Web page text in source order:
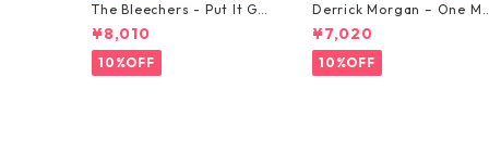
The Bleechers - Put It Go
od 【7-21637】
¥8,010
10%OFF
Derrick Morgan – One
rning In May【7-21653】
¥7,020
10%OFF